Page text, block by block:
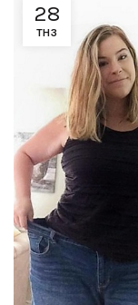
28
TH3